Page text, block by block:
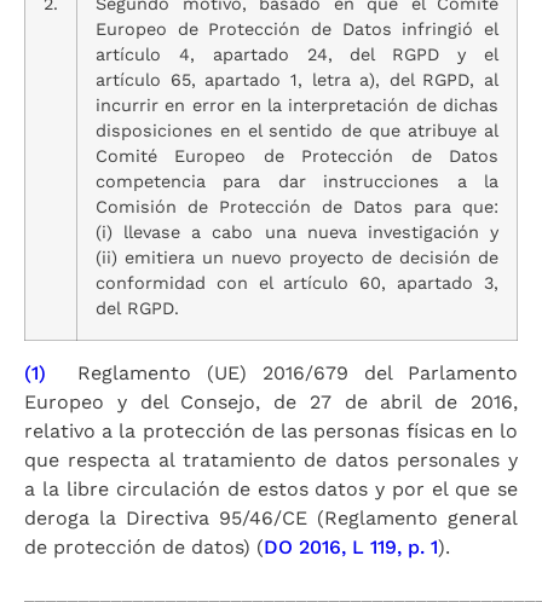
Europeo de Protección de Datos infringió el
artículo 4, apartado 24, del RGPD y el
artículo 65, apartado 1, letra a), del RGPD, al
incurrir en error en la interpretación de dichas
disposiciones en el sentido de que atribuye al
Comité Europeo de Protección de Datos
competencia para dar instrucciones a la
Comisión de Protección de Datos para que:
(i) llevase a cabo una nueva investigación y
(ii) emitiera un nuevo proyecto de decisión de
conformidad con el artículo 60, apartado 3,
del RGPD.
(1) Reglamento (UE) 2016/679 del Parlamento
Europeo y del Consejo, de 27 de abril de 2016,
relativo a la protección de las personas físicas en lo
que respecta al tratamiento de datos personales y
a la libre circulación de estos datos y por el que se
deroga la Directiva 95/46/CE (Reglamento general
de protección de datos) (DO 2016, L 119, p. 1).